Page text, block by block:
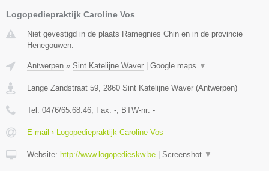
Logopediepraktijk Caroline Vos
Niet gevestigd in de plaats Ramegnies Chin en in de provincie
Henegouwen.
Antwerpen » Sint Katelijne Waver Google maps ▼
Lange Zandstraat 59, 2860 Sint Katelijne Waver (Antwerpen)
Tel: 0476/65.68.46, Fax: -, BTW-nr: -
E-mail › Logopediepraktijk Caroline Vos
Website: http://www.logopedieskw.be Screenshot ▼